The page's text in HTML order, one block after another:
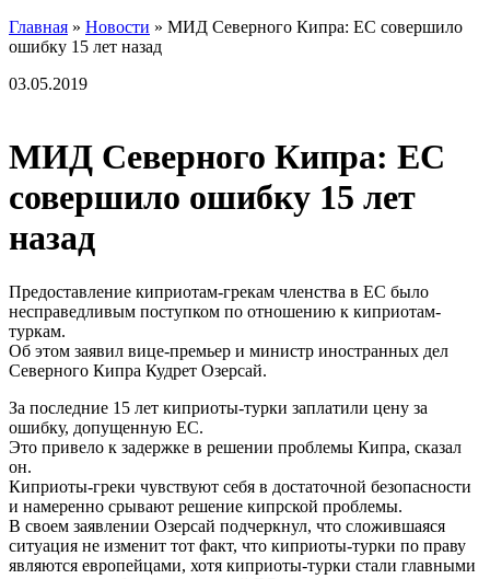
Главная » Новости » МИД Северного Кипра: ЕС совершило
ошибку 15 лет назад
03.05.2019
МИД Северного Кипра: ЕС
совершило ошибку 15 лет
назад
Предоставление киприотам-грекам членства в ЕС было
несправедливым поступком по отношению к киприотам-
туркам.
Об этом заявил вице-премьер и министр иностранных дел
Северного Кипра Кудрет Озерсай.
За последние 15 лет киприоты-турки заплатили цену за
ошибку, допущенную ЕС.
Это привело к задержке в решении проблемы Кипра, сказал
он.
Киприоты-греки чувствуют себя в достаточной безопасности
и намеренно срывают решение кипрской проблемы.
В своем заявлении Озерсай подчеркнул, что сложившаяся
ситуация не изменит тот факт, что киприоты-турки по праву
являются европейцами, хотя киприоты-турки стали главными